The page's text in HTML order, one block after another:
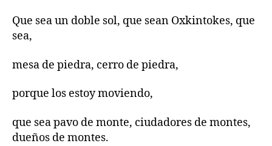
Que sea un doble sol, que sean Oxkintokes, que
sea,
mesa de piedra, cerro de piedra,
porque los estoy moviendo,
que sea pavo de monte, ciudadores de montes,
dueños de montes.